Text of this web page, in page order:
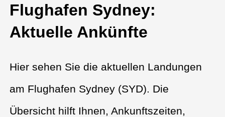
Flughafen Sydney:
Aktuelle Ankünfte
Hier sehen Sie die aktuellen Landungen
am Flughafen Sydney (SYD). Die
Übersicht hilft Ihnen, Ankunftszeiten,